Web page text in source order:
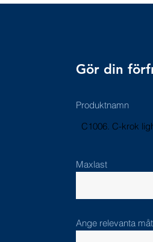
Gör din
Produktnamn
C1006. C-krok
Maxlast
Ange relevanta